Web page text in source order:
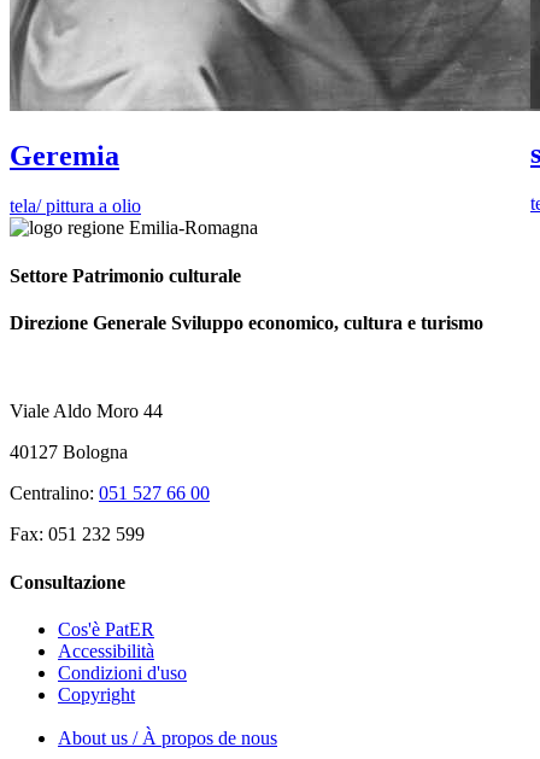
Geremia
tela/ pittura a olio
Settore Patrimonio culturale
Direzione Generale Sviluppo economico, cultura e turismo
Viale Aldo Moro 44
40127 Bologna
Centralino: 051 527 66 00
Fax: 051 232 599
Consultazione
Cos'è PatER
Accessibilità
Condizioni d'uso
Copyright
About us / À propos de nous